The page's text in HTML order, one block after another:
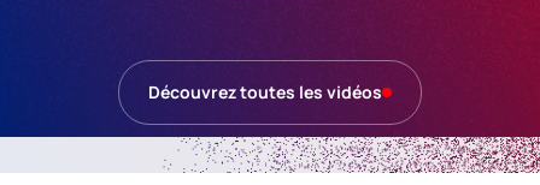
Découvrez toutes les vidéos